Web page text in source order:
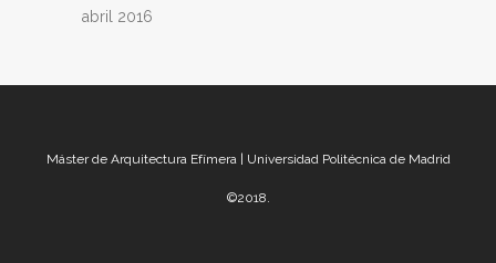
abril 2016
Máster de Arquitectura Efímera | Universidad Politécnica de Madrid
©2018.